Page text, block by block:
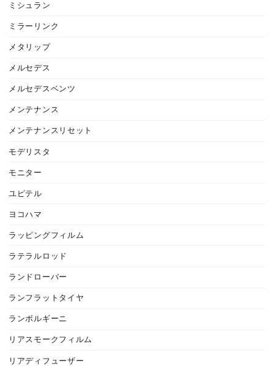
ミシュラン
ミラーリンク
メタリップ
メルセデス
メルセデスベンツ
メンテナンス
メンテナンスリセット
モデリスタ
モニター
ユピテル
ヨコハマ
ラッピングフィルム
ラテラルロッド
ランドローバー
ランフラットタイヤ
ランボルギーニ
リアスモークフィルム
リアディフューザー